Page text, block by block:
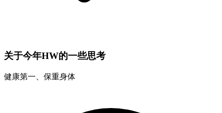
关于今年HW的⼀些思考
健康第⼀、保重⾝体